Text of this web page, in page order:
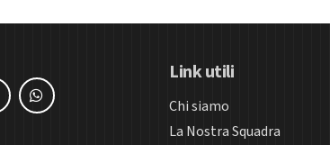
Link utili
Chi siamo
La Nostra Squadra